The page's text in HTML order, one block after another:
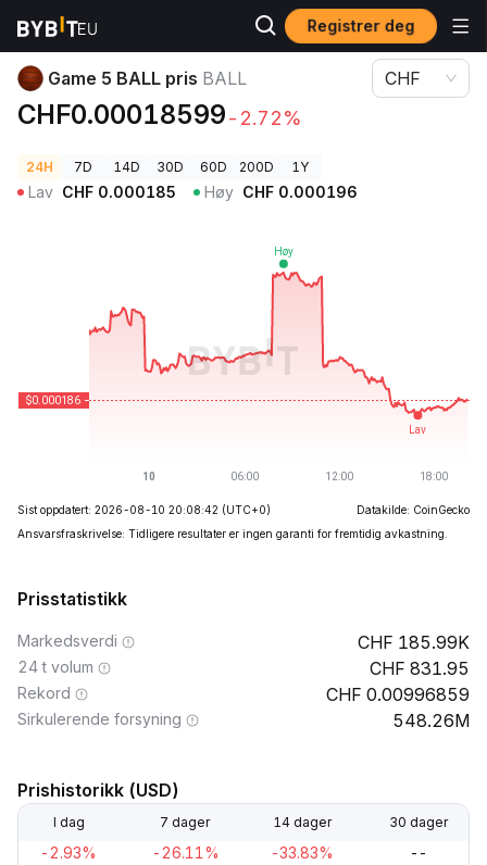
Registrer deg
Kryptopriser Game 5 BALL pris BALL
Game 5 BALL pris BALL
CHF0.00018599-2.72%
CHF
24H 7D 14D 30D 60D 200D 1Y
Lav CHF 0.000185 Høy CHF 0.000196
Sist oppdatert: 2026-08-10 20:08:42 (UTC+0)
Datakilde: CoinGecko
Ansvarsfraskrivelse: Tidligere resultater er ingen garanti for fremtidig avkastning.
Prisstatistikk
Markedsverdi 185.99K
24 t volum 831.95
Rekord 0.00996859
Sirkulerende forsyning 548.26M
Prishistorikk (USD)
I dag 7 dager 14 dager 30 dager
-2.93% -26.11% -33.83% --